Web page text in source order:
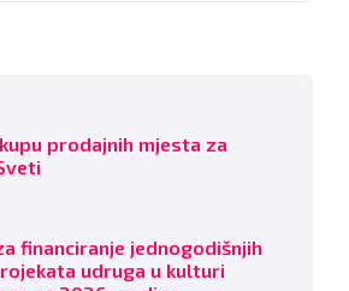
prodajnih mjesta za
za financiranje jednogodišnjih
udruga u kulturi